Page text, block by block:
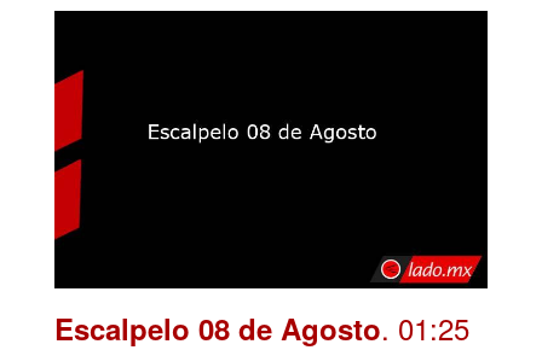
Escalpelo 08 de Agosto. 01:25